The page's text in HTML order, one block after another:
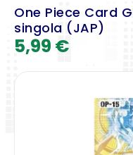
One Piece Card
singola (JAP)
5,99 €